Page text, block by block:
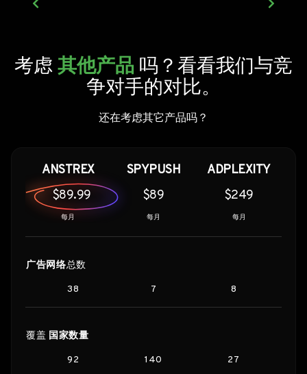
考虑其他产品 吗？看看我们与竞
争对手的对比。
还在考虑其它产品吗？
ANSTREX
$89.99
每月
SPYPUSH
$89
每月
ADPLEXITY
$249
每月
广告网络总数
38 7 8
覆盖 国家数量
92 140 27